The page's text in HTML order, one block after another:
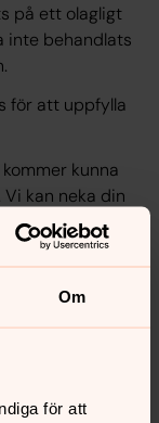
Om
för att
på ett olagligt
inte behandlats
för att uppfylla
kunna
kan neka din
är nödvändig
såsom rätten